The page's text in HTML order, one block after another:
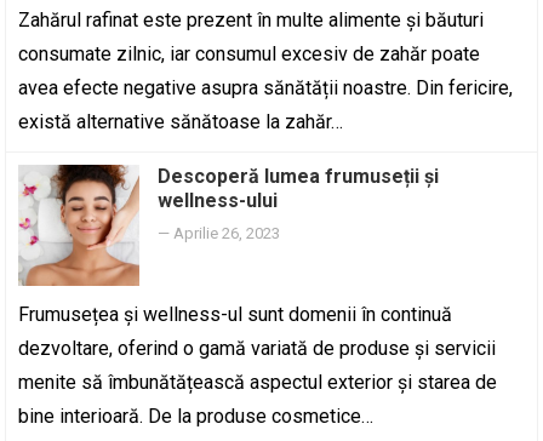
Zahărul rafinat este prezent în multe alimente și băuturi
consumate zilnic, iar consumul excesiv de zahăr poate
avea efecte negative asupra sănătății noastre. Din fericire,
există alternative sănătoase la zahăr…
Descoperă lumea frumuseții și
wellness-ului
—Aprilie 26, 2023
Frumusețea și wellness-ul sunt domenii în continuă
dezvoltare, oferind o gamă variată de produse și servicii
menite să îmbunătățească aspectul exterior și starea de
bine interioară. De la produse cosmetice…